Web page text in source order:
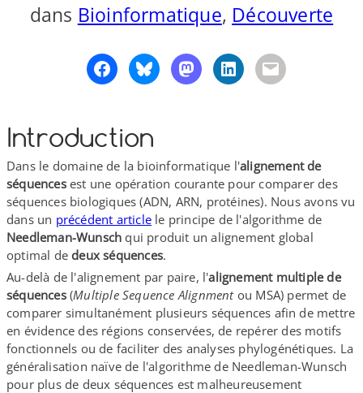
dans Bioinformatique, Découverte
Introduction
Dans le domaine de la bioinformatique l'alignement de
séquencesest une opération courante pour comparer des
séquences biologiques (ADN, ARN, protéines). Nous avons vu
dans un précédent article le principe de l'algorithme de
Needleman-​Wunsch qui produit un alignement global
optimal dedeux séquences.
Au-​delà de l'alignement par paire, l'alignement multiple de
séquences(Multiple Sequence Alignmentou MSA) permet de
comparer simultanément plusieurs séquences afin de mettre
en évidence des régions conservées, de repérer des motifs
fonctionnels ou de faciliter des analyses phylogénétiques. La
généralisation naïve de l'algorithme de Needleman-​Wunsch
pour plus de deux séquences est malheureusement